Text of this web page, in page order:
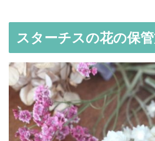
スターチスの花の保